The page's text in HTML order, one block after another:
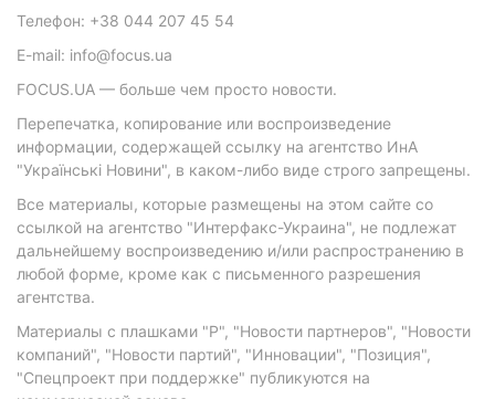
Телефон: +38 044 207 45 54
E-mail: info@focus.ua
FOCUS.UA — больше чем просто новости.
Перепечатка, копирование или воспроизведение
информации, содержащей ссылку на агентство ИнА
"Українські Новини", в каком-либо виде строго запрещены.
Все материалы, которые размещены на этом сайте со
ссылкой на агентство "Интерфакс-Украина", не подлежат
дальнейшему воспроизведению и/или распространению в
любой форме, кроме как с письменного разрешения
агентства.
Материалы с плашками "Р", "Новости партнеров", "Новости
компаний", "Новости партий", "Инновации", "Позиция",
"Спецпроект при поддержке" публикуются на